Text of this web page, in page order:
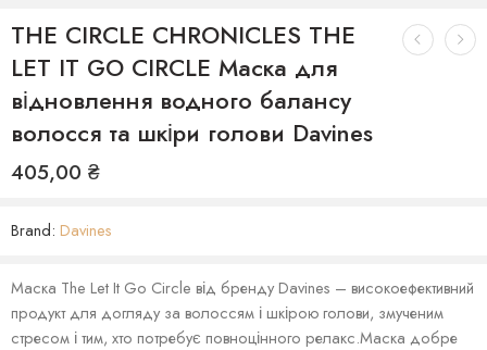
THE CIRCLE CHRONICLES THE
LET IT GO CIRCLE Маска для
відновлення водного балансу
волосся та шкіри голови Davines
405,00 ₴
Brand: Davines
Маска The Let It Go Circle від бренду Davines – високоефективний
продукт для догляду за волоссям і шкірою голови, змученим
стресом і тим, хто потребує повноцінного релакс.Маска добре